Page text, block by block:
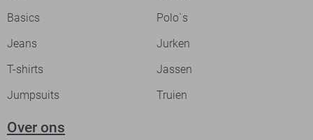
Basics
Polo`s
Jeans
Jurken
T-shirts
Jassen
Jumpsuits
Truien
Over ons